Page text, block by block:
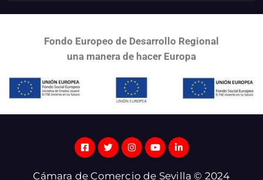
Fondo Europeo de Desarrollo Regional
una manera de hacer Europa
Cámara de Comercio de Sevilla © 2024